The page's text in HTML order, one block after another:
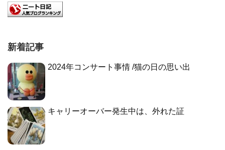
新着記事
2024年コンサート事情 /猫の日の思い出
キャリーオーバー発生中は、外れた証